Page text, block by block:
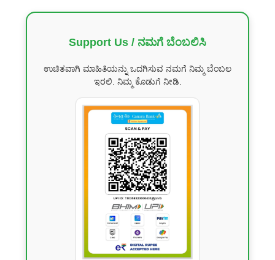
Support Us / ನಮಗೆ ಬೆಂಬಲಿಸಿ
ಉಚಿತವಾಗಿ ಮಾಹಿತಿಯನ್ನು ಒದಗಿಸುವ ನಮಗೆ ನಿಮ್ಮ ಬೆಂಬಲ
ಇರಲಿ. ನಿಮ್ಮ ಕೊಡುಗೆ ನೀಡಿ.